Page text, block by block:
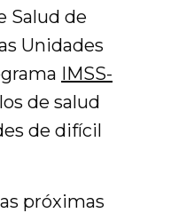
Salud de
Unidades
IMSS-
de salud
de difícil
próximas